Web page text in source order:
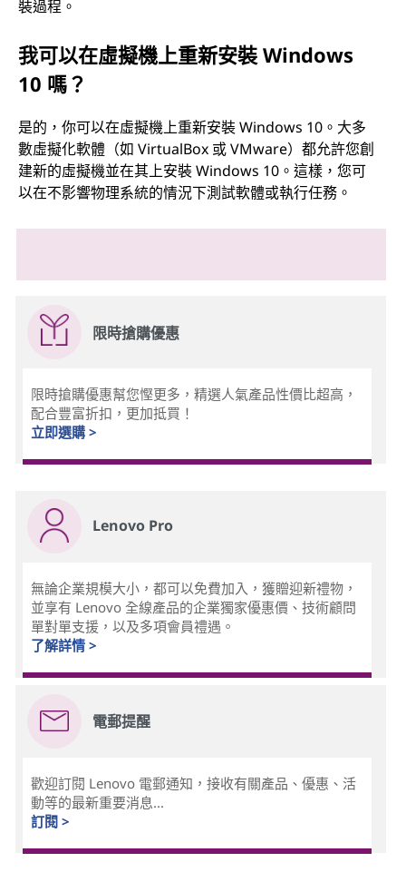
裝過程。
我可以在虛擬機上重新安裝 Windows
10 嗎？
是的，你可以在虛擬機上重新安裝 Windows 10。大多
數虛擬化軟體（如 VirtualBox 或 VMware）都允許您創
建新的虛擬機並在其上安裝 Windows 10。這樣，您可
以在不影響物理系統的情況下測試軟體或執行任務。
限時搶購優惠
限時搶購優惠幫您慳更多，精選人氣產品性價比超高，
配合豐富折扣，更加抵買！
立即選購 >
Lenovo Pro
無論企業規模大小，都可以免費加入，獲贈迎新禮物，
並享有 Lenovo 全線產品的企業獨家優惠價、技術顧問
單對單支援，以及多項會員禮遇。
了解詳情 >
電郵提醒
歡迎訂閱 Lenovo 電郵通知，接收有關產品、優惠、活
動等的最新重要消息...
訂閱 >